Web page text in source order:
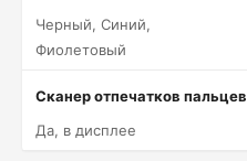
Черный, Синий,
Фиолетовый
Сканер отпечатков пальцев
Да, в дисплее